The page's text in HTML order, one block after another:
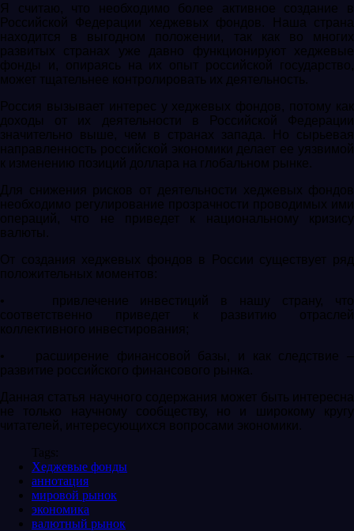
Я считаю, что необходимо более активное создание в
Российской Федерации хеджевых фондов. Наша страна
находится в выгодном положении, так как во многих
развитых странах уже давно функционируют хеджевые
фонды и, опираясь на их опыт российской государство,
может тщательнее контролировать их деятельность.
Россия вызывает интерес у хеджевых фондов, потому как
доходы от их деятельности в Российской Федерации
значительно выше, чем в странах запада. Но сырьевая
направленность российской экономики делает ее уязвимой
к изменению позиций доллара на глобальном рынке.
Для снижения рисков от деятельности хеджевых фондов
необходимо регулирование прозрачности проводимых ими
операций, что не приведет к национальному кризису
валюты.
От создания хеджевых фондов в России существует ряд
положительных моментов:
• привлечение инвестиций в нашу страну, что
соответственно приведет к развитию отраслей
коллективного инвестирования;
• расширение финансовой базы, и как следствие –
развитие российского финансового рынка.
Данная статья научного содержания может быть интересна
не только научному сообществу, но и широкому кругу
читателей, интересующихся вопросами экономики.
Tags:
Хеджевые фонды
аннотация
мировой рынок
экономика
валютный рынок